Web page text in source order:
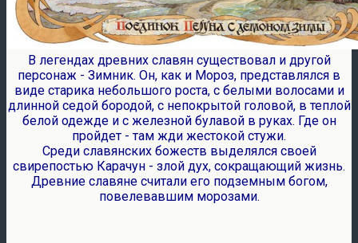
В легендах древних славян существовал и другой
персонаж - Зимник. Он, как и Мороз, представлялся в
виде старика небольшого роста, с белыми волосами и
длинной седой бородой, с непокрытой головой, в теплой
белой одежде и с железной булавой в руках. Где он
пройдет - там жди жестокой стужи.
Среди славянских божеств выделялся своей
свирепостью Карачун - злой дух, сокращающий жизнь.
Древние славяне считали его подземным богом,
повелевавшим морозами.